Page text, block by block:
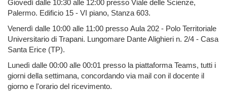
Giovedì dalle 10:30 alle 12:00 presso Viale delle Scienze,
Palermo. Edificio 15 - VI piano, Stanza 603.
Venerdì dalle 10:00 alle 11:00 presso Aula 202 - Polo Territoriale
Universitario di Trapani. Lungomare Dante Alighieri n. 2/4 - Casa
Santa Erice (TP).
Lunedì dalle 00:00 alle 00:01 presso la piattaforma Teams, tutti i
giorni della settimana, concordando via mail con il docente il
giorno e l'orario del ricevimento.